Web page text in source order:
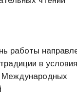
работы
в
Международных